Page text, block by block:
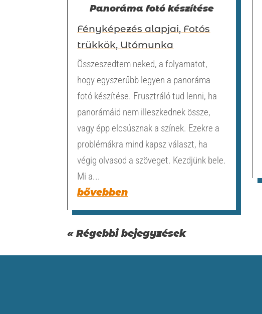
Panoráma fotó készítése
Fényképezés alapjai, Fotós
trükkök, Utómunka
Összeszedtem neked, a folyamatot,
hogy egyszerűbb legyen a panoráma
fotó készítése. Frusztráló tud lenni, ha
panorámáid nem illeszkednek össze,
vagy épp elcsúsznak a színek. Ezekre a
problémákra mind kapsz választ, ha
végig olvasod a szöveget. Kezdjünk bele.
Mi a...
bővebben
« Régebbi bejegyzések